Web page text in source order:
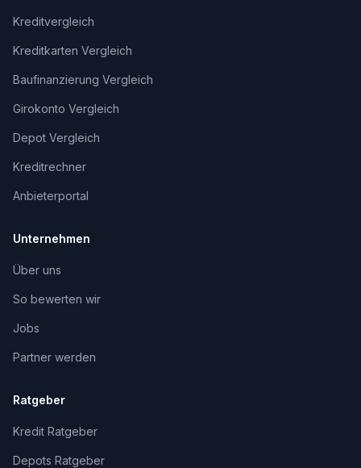
Kreditvergleich
Kreditkarten Vergleich
Baufinanzierung Vergleich
Girokonto Vergleich
Depot Vergleich
Kreditrechner
Anbieterportal
Unternehmen
Über uns
So bewerten wir
Jobs
Partner werden
Ratgeber
Kredit Ratgeber
Depots Ratgeber